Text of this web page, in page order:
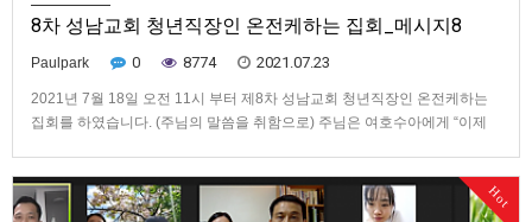
8차 성남교회 청년직장인 온전케하는 집회_메시지8
Paulpark 0 8774 2021.07.23
2021년 7월 18일 오전 11시 부터 제8차 성남교회 청년직장인 온전케하는
집회를 하였습니다. (주님의 말씀을 취함으로) 주님은 여호수아에게 “이제
밟는 곳은 다 내가 너희에게 주었다.”라고 말씀하셨다. …
Hot